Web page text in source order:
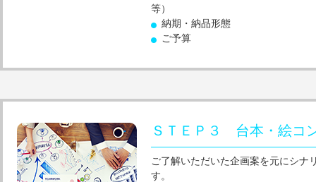
等）
納期・納品形態
ご予算
ＳＴＥＰ３ 台本・絵コ
ご了解いただいた企画案を元にシナ
す。